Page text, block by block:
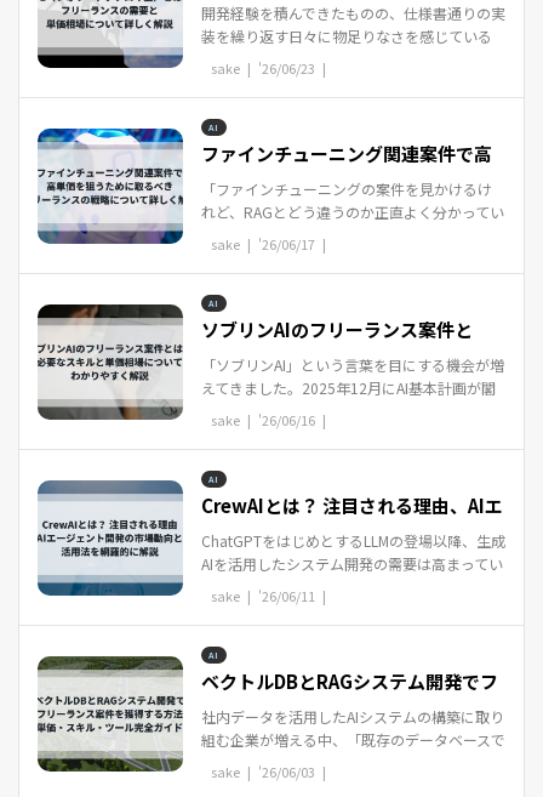
開発経験を積んできたものの、仕様書通りの実
装を繰り返す日々に物足りなさを感じている
エンジニアは少なくありません。顧客の課題
を直接ヒアリングし、ビジネスの成果に直結...
sake | '26/06/23 |
AI
ファインチューニング関連案件で高
「ファインチューニングの案件を見かけるけ
れど、RAGとどう違うのか正直よく分かってい
ない」「フリーランスとしてAI関連のスキルを
伸ばしたいが、何から手をつければ単価に...
sake | '26/06/17 |
AI
ソブリンAIのフリーランス案件と
「ソブリンAI」という言葉を目にする機会が増
えてきました。2025年12月にAI基本計画が閣
議決定され、日本政府は今後5年間で1兆円規
模の投資を表明しています。官公庁や大手企...
sake | '26/06/16 |
AI
CrewAIとは？ 注目される理由、AIエ
ChatGPTをはじめとするLLMの登場以降、生成
AIを活用したシステム開発の需要は高まってい
ます。しかし、単一のAIモデルに対してプロン
プトを入力するだけでは、複雑な業務プロ...
sake | '26/06/11 |
AI
ベクトルDBとRAGシステム開発でフ
社内データを活用したAIシステムの構築に取り
組む企業が増える中、「既存のデータベースで
は検索精度が出ない」「LLMに社内情報を正確
に参照させられない」という壁に突き当...
sake | '26/06/03 |